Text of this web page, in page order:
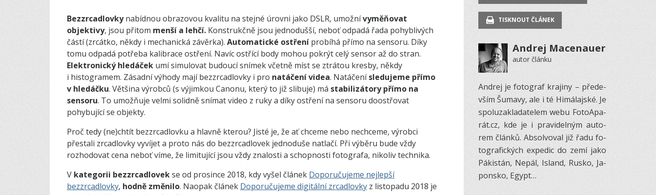
Bezzrcadlovkynabídnou obrazovou kvalitu na stejné úrovni jako DSLR, umožnívyměňovat
objektivy, jsou přitom menší a lehčí. Konstrukčně jsou jednodušší, neboť odpadá řada pohyblivých
částí (zrcátko, někdy i mechanická závěrka). Automatické ostření probíhá přímo na sensoru. Díky
tomu odpadá potřeba kalibrace ostření. Navíc ostřící body mohou pokrýt celý sensor až do stran.
Elektronický hledáček umí simulovat budoucí snímek včetně míst se ztrátou kresby, někdy
i histogramem. Zásadní výhody mají bezzrcadlovky i pro natáčení videa. Natáčenísledujeme přímo
v hledáčku. Většina výrobců (s výjimkou Canonu, který to již slibuje) má stabilizátory přímo na
sensoru. To umožňuje velmi solidně snímat video z ruky a díky ostření na sensoru doostřovat
pohybující se objekty.
Proč tedy (ne)chtít bezzrcadlovku a hlavně kterou? Jisté je, že ať chceme nebo nechceme, výrobci
přestali zrcadlovky vyvíjet a proto nás do bezzrcadlovek jednoduše natlačí. Při výběru bude vždy
rozhodovat cena neboť víme, že limitující jsou vždy znalosti a schopnosti fotografa, nikoliv technika.
V kategorii bezzrcadlovekse od prosince 2018, kdy vyšel článek Doporučujeme nejlepší
bezzrcadlovky, hodně změnilo. Naopak článek Doporučujeme digitální zrcadlovky z listopadu 2018 je
TISKNOUT ČLÁNEK
Andrej Macenauer
autor článku
An­drej je fo­to­graf kra­jiny – pře­de­
vším Šu­mavy, ale i té Hi­má­laj­ské. Je
spo­luza­kla­da­te­lem webu Fo­to­A­pa­
rát.cz, kde je i pra­vi­del­ným au­to­
rem článků. Ab­sol­vo­val již řadu fo­
to­gra­fic­kých ex­pe­dic do zemí jako
Pá­kistán, Ne­pál, Is­land, Rusko, Ja­
pon­sko, Egypt…